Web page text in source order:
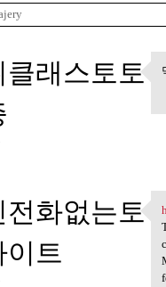
클래스토토
전화없는토
트